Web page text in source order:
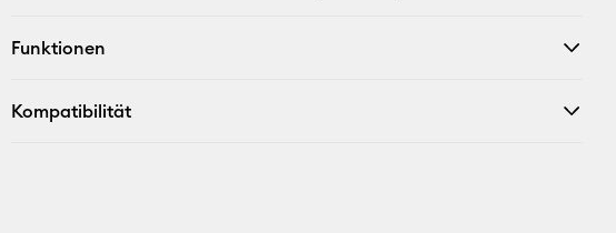
Funktionen
Kompatibilität